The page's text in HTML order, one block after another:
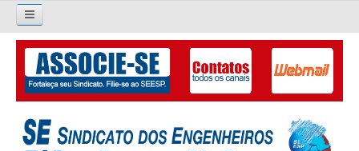
Pesquisar...
O SINDICATO
APRESENTAÇÃO